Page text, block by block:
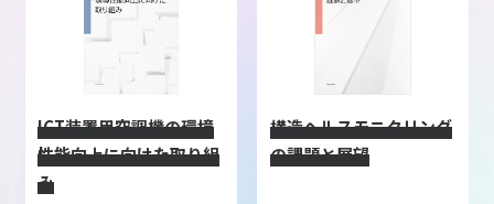
ICT装置用空調機の環境
性能向上に向けた取り組
み
構造ヘルスモニタリング
の課題と展望